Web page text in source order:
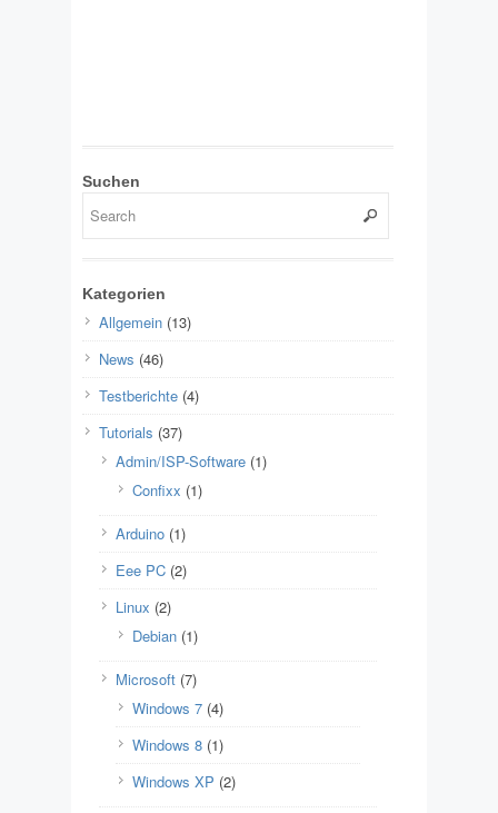
Suchen
Kategorien
Allgemein (13)
News (46)
Testberichte (4)
Tutorials (37)
Admin/ISP-Software (1)
Confixx (1)
Arduino (1)
Eee PC (2)
Linux (2)
Debian (1)
Microsoft (7)
Windows 7 (4)
Windows 8 (1)
Windows XP (2)